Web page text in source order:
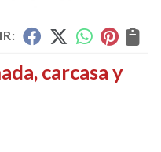
carcasa y